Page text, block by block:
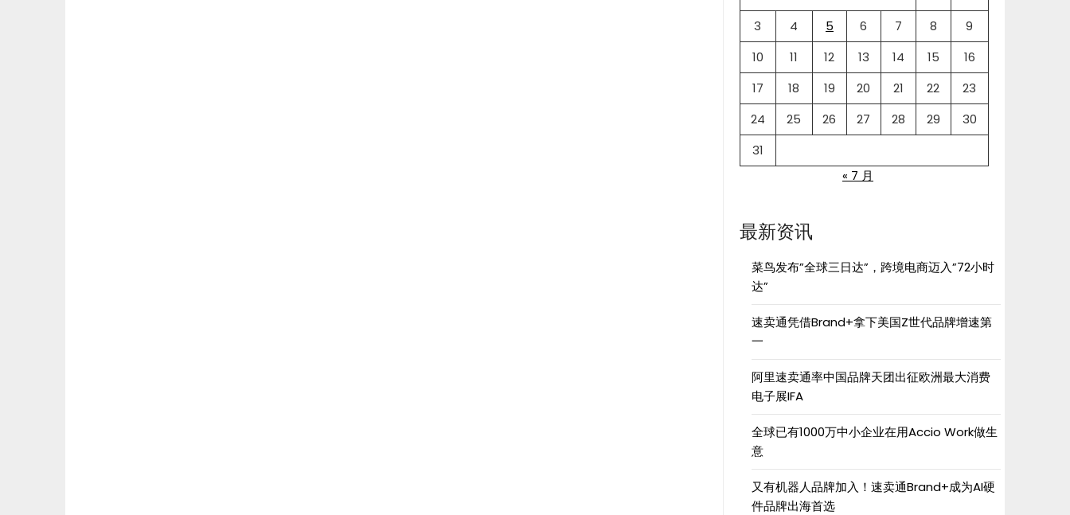
3
4 5 6 7 8
9
10
11 12 13 14 15
16
17
18 19 20 21 22
23
24
25 26 27 28 29
30
31
« 7 月
最新资讯
菜鸟发布”全球三日达”，跨境电商迈入”72小时
达”
速卖通凭借Brand+拿下美国Z世代品牌增速第
一
阿里速卖通率中国品牌天团出征欧洲最大消费
电子展IFA
全球已有1000万中小企业在用Accio Work做生
意
又有机器人品牌加入！速卖通Brand+成为AI硬
件品牌出海首选